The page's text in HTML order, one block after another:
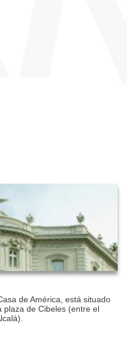
de América, está situado
plaza de Cibeles (entre el